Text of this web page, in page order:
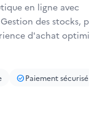
en ligne avec
des stocks,
d'achat
check_circlePaiement sécurisé